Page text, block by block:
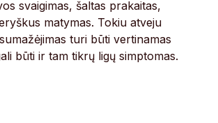
svaigimas, šaltas prakaitas,
matymas. Tokiu atveju
turi būti vertinamas
būti ir tam tikrų ligų simptomas.